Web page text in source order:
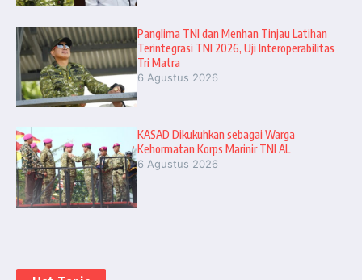
Panglima TNI dan Menhan Tinjau Latihan
Terintegrasi TNI 2026, Uji Interoperabilitas
Tri Matra
6 Agustus 2026
KASAD Dikukuhkan sebagai Warga
Kehormatan Korps Marinir TNI AL
6 Agustus 2026